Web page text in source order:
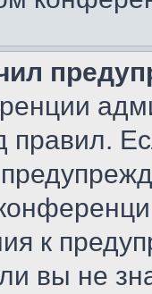
правил.
к
вы не